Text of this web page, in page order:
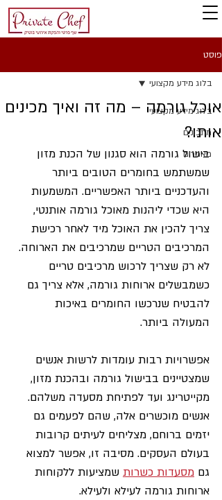
פוסט
בלוג מידע מקצועי
מתכונים
מאמרים
בלוג מידע מקצועי
​אוכל גורמה – מה זה ואיך מכינים
אותו?
בישול גורמה הוא סגנון של הכנת מזון
שמשתמש בחומרים הטובים ביותר
והעדכניים ביותר האפשריים. המשמעות
היא שכדי ליהנות מאוכל גורמה אותנטי,
צריך להכין את האוכל מיד לאחר רכישת
המרכיבים הטריים שמרכיבים את הארוחה.
לא רק שצריך לרכוש מרכיבים טריים
כשמבשלים ארוחות גורמה, אלא צריך גם
להבטיח שנרכשו החומרים באיכות
המעולה ביותר.
אפשרויות רבות עומדות לרשות אנשים
שמצטיינים בבישול גורמה ובהכנת מזון,
מקייטרינג ועד לפתיחת מסעדה משלהם.
אנשים מוכשרים אלה, שהם לפעמים גם
יזמים ברוחם, מצליחים לעיתים קרובות
בעולם העסקים. מסיבה זו, אפשר למצוא
גם מסעדות כשרות שמציעות ללקוחות
ארוחות גורמה לעילא ולעילא.